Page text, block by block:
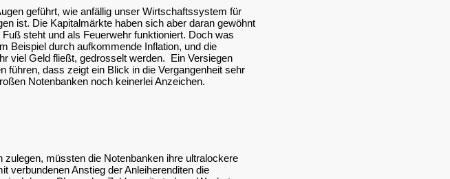
geführt, wie anfällig unser Wirtschaftssystem für
ist. Die Kapitalmärkte haben sich aber daran gewöhnt
steht und als Feuerwehr funktioniert. Doch was
Beispiel durch aufkommende Inflation, und die
viel Geld fließt, gedrosselt werden. Ein Versiegen
führen, dass zeigt ein Blick in die Vergangenheit sehr
Notenbanken noch keinerlei Anzeichen.
zulegen, müssten die Notenbanken ihre ultralockere
verbundenen Anstieg der Anleiherenditen die